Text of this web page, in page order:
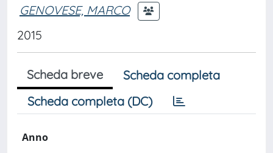
GENOVESE, MARCO
2015
Scheda breve
Scheda completa
Scheda completa (DC)
Anno